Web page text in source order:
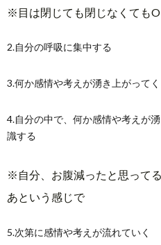
※目は閉じても閉じなくても
2.自分の呼吸に集中する
3.何か感情や考えが湧き上がって
4.自分の中で、何か感情や考えが
識する
※自分、お腹減ったと思って
あという感じで
5.次第に感情や考えが流れていく